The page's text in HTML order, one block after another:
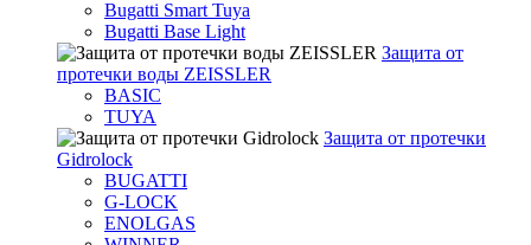
Bugatti Smart Tuya
Bugatti Base Light
Защита от
протечки воды ZEISSLER
BASIC
TUYA
Защита от протечки
Gidrolock
BUGATTI
G-LOCK
ENOLGAS